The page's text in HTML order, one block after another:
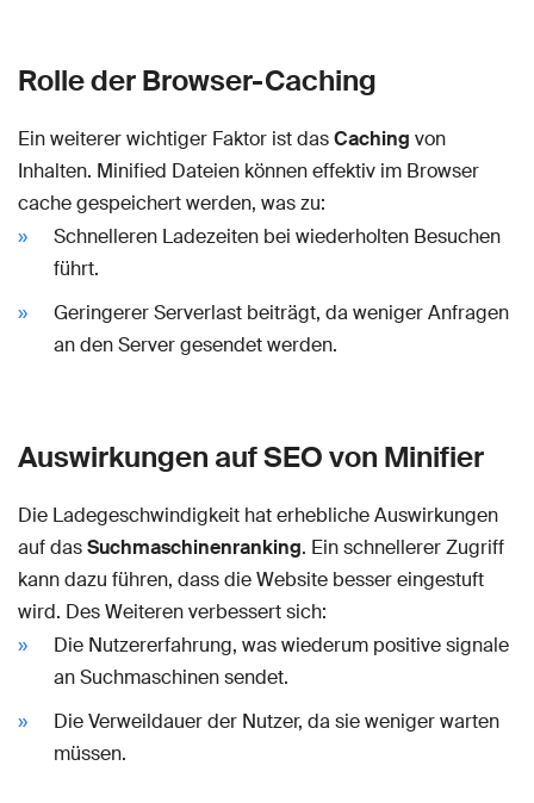
Rolle der Browser-Caching
Ein weiterer wichtiger Faktor ist dasCaching von
Inhalten. Minified Dateien können effektiv im Browser
cache gespeichert werden, was zu:
Schnelleren Ladezeiten bei wiederholten Besuchen
führt.
Geringerer Serverlast beiträgt, da weniger Anfragen
an den Server gesendet werden.
Auswirkungen auf SEO von Minifier
Die Ladegeschwindigkeit hat erhebliche Auswirkungen
auf dasSuchmaschinenranking. Ein schnellerer Zugriff
kann dazu führen, dass die Website besser eingestuft
wird. Des Weiteren verbessert sich:
Die Nutzererfahrung, was wiederum positive signale
an Suchmaschinen sendet.
Die Verweildauer der Nutzer, da sie weniger warten
müssen.